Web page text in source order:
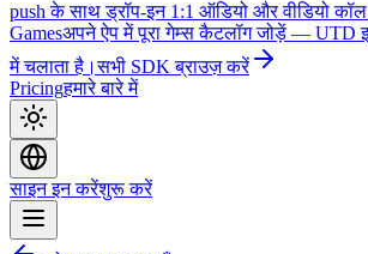
push के साथ ड्रॉप-इन 1:1 ऑडियो और वीडियो
Gamesअपने ऐप में पूरा गेम्स कैटलॉग जोड़ें —
में चलाता है।सभी SDK ब्राउज़ करें
Pricingहमारे बारे में
साइन इन करेंशुरू करें